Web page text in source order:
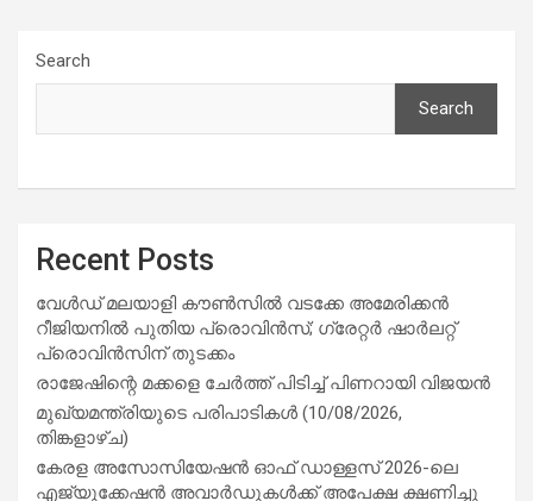
Search
Search
Recent Posts
വേൾഡ് മലയാളി കൗൺസിൽ വടക്കേ അമേരിക്കൻ
റീജിയനിൽ പുതിയ പ്രൊവിൻസ്; ഗ്രേറ്റർ ഷാർലറ്റ്
പ്രൊവിൻസിന് തുടക്കം
രാജേഷിന്റെ മക്കളെ ചേർത്ത് പിടിച്ച് പിണറായി വിജയൻ
മുഖ്യമന്ത്രിയുടെ പരിപാടികൾ (10/08/2026,
തിങ്കളാഴ്ച)
കേരള അസോസിയേഷൻ ഓഫ് ഡാള്ളസ് 2026-ലെ
എജ്യുക്കേഷൻ അവാർഡുകൾക്ക് അപേക്ഷ ക്ഷണിച്ചു